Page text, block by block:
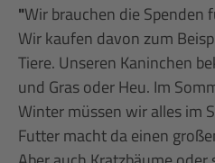
"Wir brauchen die Spenden
Wir kaufen davon zum
Tiere. Unseren Kaninchen
und Gras oder Heu. Im
Winter müssen wir alles im
Futter macht da einen